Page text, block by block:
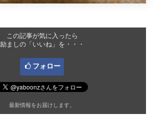
この記事が気に入ったら
励ましの「いいね」を・・・
フォロー
最新情報をお届けします。